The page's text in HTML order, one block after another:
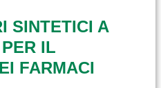
SINTETICI A
IL
FARMACI